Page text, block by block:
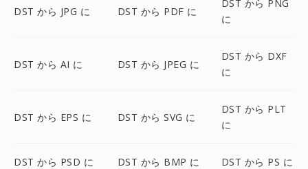
DST から JPG に DST から PDF に
DST から PNG
に
DST から AI に DST から JPEG に
DST から DXF
に
DST から EPS に DST から SVG に
DST から PLT
に
DST から PSD に DST から BMP に DST から PS に